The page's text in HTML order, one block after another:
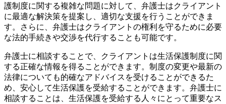
護制度に関する複雑な問題に対して、弁護士はクライアント
に最適な解決策を提案し、適切な支援を行うことができま
す。さらに、弁護士はクライアントの権利を守るために必要
な法的手続きや交渉を代行することも可能です。
弁護士に相談することで、クライアントは生活保護制度に関
する正確な情報を得ることができます。制度の変更や最新の
法律についても的確なアドバイスを受けることができるた
め、安心して生活保護を受給することができます。弁護士に
相談することは、生活保護を受給する人々にとって重要なス